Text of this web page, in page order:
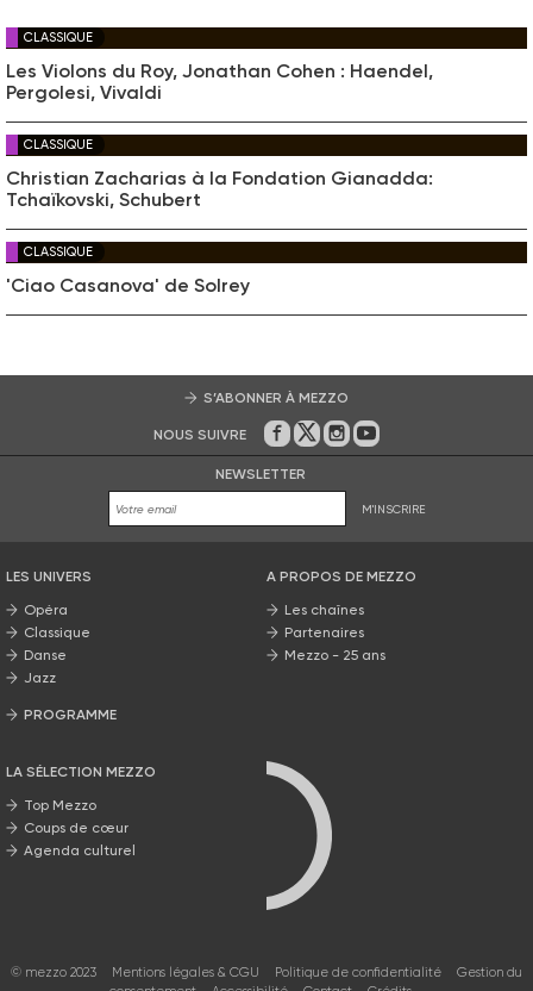
CLASSIQUE
Les Violons du Roy, Jonathan Cohen : Haendel,
Pergolesi, Vivaldi
CLASSIQUE
Christian Zacharias à la Fondation Gianadda:
Tchaïkovski, Schubert
CLASSIQUE
'Ciao Casanova' de Solrey
S’ABONNER À MEZZO
NOUS SUIVRE Sur Facebook
Sur Twitter
Sur Instagram
Sur Youtube
NEWSLETTER
M'INSCRIRE
LES UNIVERS
Opéra
Classique
Danse
Jazz
PROGRAMME
LA SÉLECTION MEZZO
Top Mezzo
Coups de cœur
Agenda culturel
A PROPOS DE MEZZO
Les chaînes
Partenaires
Mezzo - 25 ans
© mezzo 2023 Mentions légales & CGU Politique de confidentialité
Gestion du